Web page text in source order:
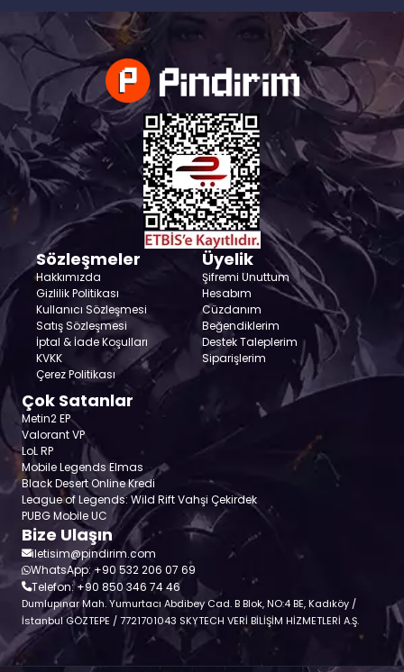
Sözleşmeler
Hakkımızda
Gizlilik Politikası
Kullanıcı Sözleşmesi
Satış Sözleşmesi
İptal & İade Koşulları
KVKK
Çerez Politikası
Üyelik
Şifremi Unuttum
Hesabım
Cüzdanım
Beğendiklerim
Destek Taleplerim
Siparişlerim
Çok Satanlar
Metin2 EP
Valorant VP
LoL RP
Mobile Legends Elmas
Black Desert Online Kredi
League of Legends: Wild Rift Vahşi Çekirdek
PUBG Mobile UC
Bize Ulaşın
iletisim@pindirim.com
WhatsApp: +90 532 206 07 69
Telefon: +90 850 346 74 46
Dumlupınar Mah. Yumurtacı Abdibey Cad. B Blok, NO:4 BE, Kadıköy /
İstanbul GÖZTEPE / 7721701043 SKYTECH VERİ BİLİŞİM HİZMETLERİ A.Ş.